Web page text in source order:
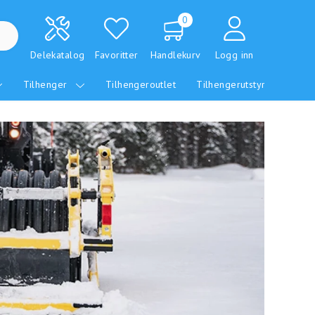
Delekatalog Favoritter
0
Handlekurv Logg inn
Tilhenger Tilhengeroutlet Tilhengerutstyr